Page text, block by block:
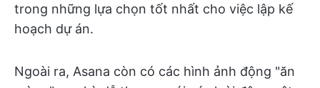
trong những lựa chọn tốt nhất cho việc lập kế
hoạch dự án.
Ngoài ra, Asana còn có các hình ảnh động "ăn